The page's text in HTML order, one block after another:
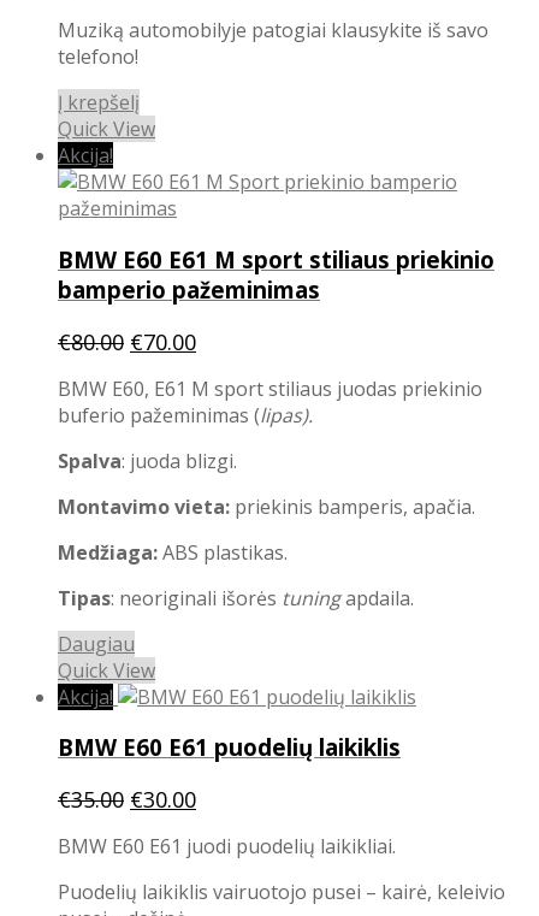
Muziką automobilyje patogiai klausykite iš savo
telefono!
Į krepšelį
Quick View
Akcija!
BMW E60 E61 M sport stiliaus priekinio
bamperio pažeminimas
€80.00 Original
was:
€80.00.
€70.00Current
is:
€70.00.
BMW E60, E61 M sport stiliaus juodas priekinio
buferio pažeminimas (lipas).
Spalva: juoda blizgi.
Montavimo vieta: priekinis bamperis, apačia.
Medžiaga:ABS plastikas.
Tipas: neoriginali išorės tuningapdaila.
Daugiau
Quick View
Akcija!
BMW E60 E61 puodelių laikiklis
€35.00 Original
was:
€35.00.
€30.00Current
is:
€30.00.
BMW E60 E61 juodi puodelių laikikliai.
Puodelių laikiklis vairuotojo pusei – kairė, keleivio